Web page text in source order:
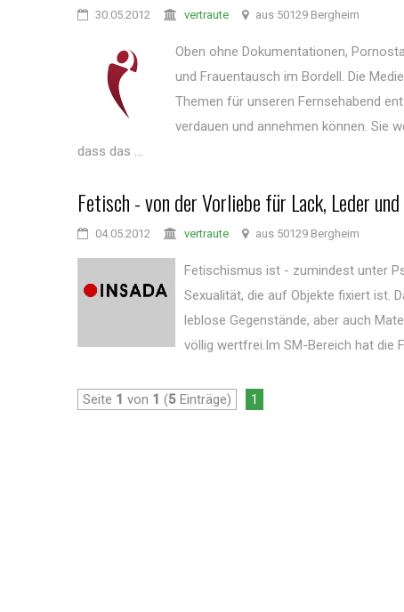
30.05.2012 vertraute aus 50129 Bergheim
Oben ohne Dokumentationen,
und Frauentausch im Bordell. Die
Themen für unseren Fernsehabend
verdauen und annehmen können. Sie
dass das ...
Fetisch - von der Vorliebe für Lack, Leder
04.05.2012 vertraute aus 50129 Bergheim
Fetischismus ist - zumindest unter
Sexualität, die auf Objekte fixiert ist.
leblose Gegenstände, aber auch
völlig wertfrei.Im SM-Bereich hat die
Seite 1 von 1 (5 Einträge) 1